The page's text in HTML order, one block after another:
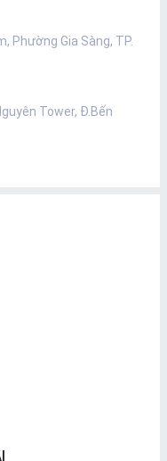
Phường Gia Sàng, TP.
Tower, Đ.Bến